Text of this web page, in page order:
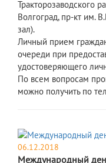
Тракторозаводского
Волгоград, пр-кт им.
зал).
Личный прием
очереди при
удостоверяющего
По всем вопросам
можно получить по
06.12.2018
Международный